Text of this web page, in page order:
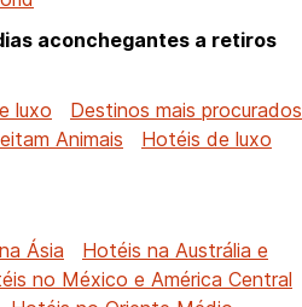
aconchegantes a retiros
luxo
Destinos mais procurados
Animais
Hotéis de luxo
Ásia
Hotéis na Austrália e
no México e América Central